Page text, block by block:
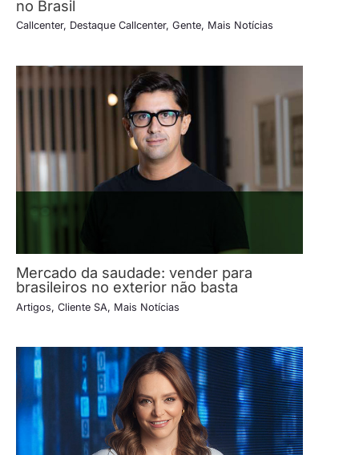
no Brasil
Callcenter, Destaque Callcenter, Gente, Mais Notícias
Mercado da saudade: vender para
brasileiros no exterior não basta
Artigos, Cliente SA, Mais Notícias